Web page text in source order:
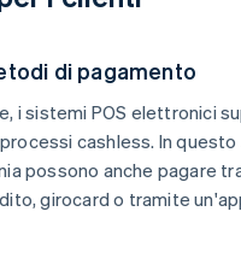
di pagamento
i sistemi POS elettronici
cashless. In questo
possono anche pagare
girocard o tramite